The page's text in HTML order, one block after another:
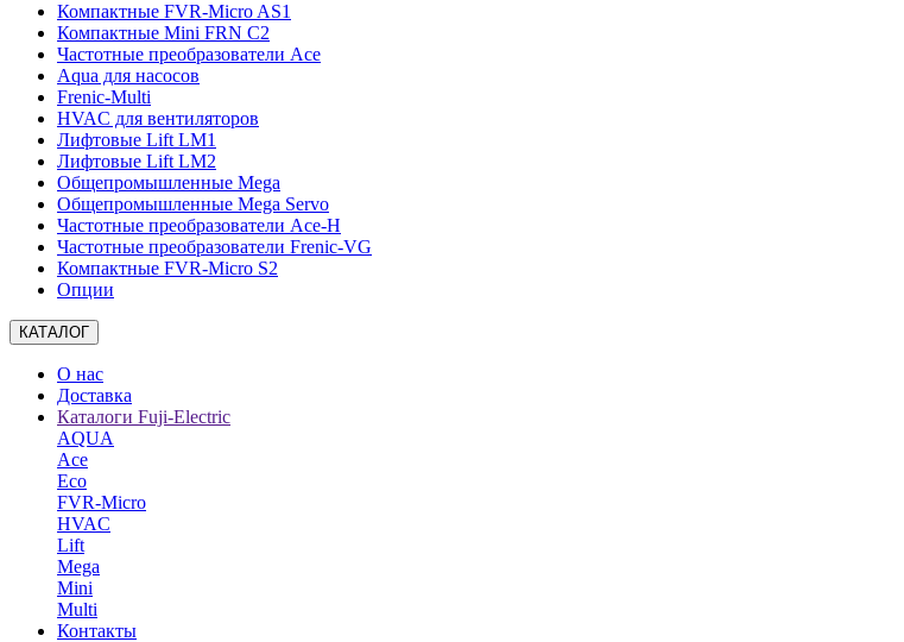
Компактные FVR-Micro AS1
Компактные Mini FRN C2
Частотные преобразователи Ace
Aqua для насосов
Frenic-Multi
HVAC для вентиляторов
Лифтовые Lift LM1
Лифтовые Lift LM2
Общепромышленные Mega
Общепромышленные Mega Servo
Частотные преобразователи Ace-H
Частотные преобразователи Frenic-VG
Компактные FVR-Micro S2
Опции
КАТАЛОГ
О нас
Доставка
Каталоги Fuji-Electric
AQUA
Ace
Eco
FVR-Micro
HVAC
Lift
Mega
Mini
Multi
Контакты